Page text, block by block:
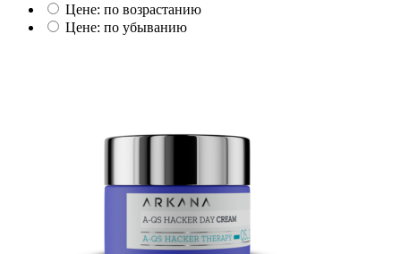
Цене: по возрастанию
Цене: по убыванию